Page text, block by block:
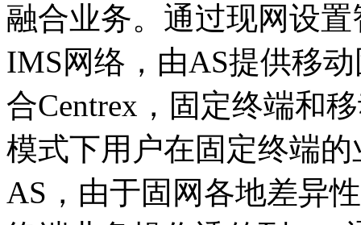
融合业务。通过现网设
IMS网络，由AS提供移
合Centrex，固定终端和
模式下用户在固定终端
AS，由于固网各地差异